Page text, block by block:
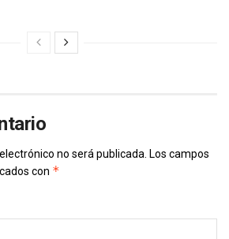
no será publicada. Los campos
con *